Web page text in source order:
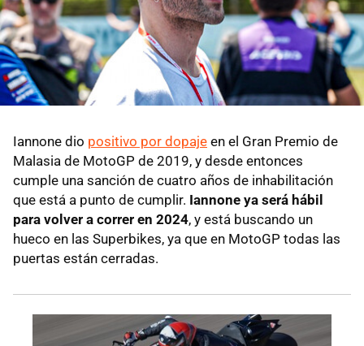
Iannone dio positivo por dopaje en el Gran Premio de
Malasia de MotoGP de 2019, y desde entonces
cumple una sanción de cuatro años de inhabilitación
que está a punto de cumplir. Iannone ya será hábil
para volver a correr en 2024, y está buscando un
hueco en las Superbikes, ya que en MotoGP todas las
puertas están cerradas.